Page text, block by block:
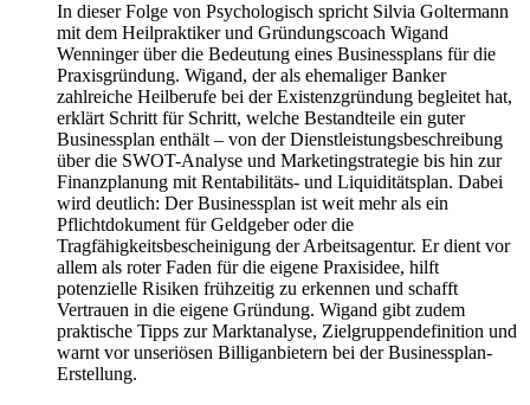
In dieser Folge von Psychologisch spricht Silvia Goltermann
mit dem Heilpraktiker und Gründungscoach Wigand
Wenninger über die Bedeutung eines Businessplans für die
Praxisgründung. Wigand, der als ehemaliger Banker
zahlreiche Heilberufe bei der Existenzgründung begleitet hat,
erklärt Schritt für Schritt, welche Bestandteile ein guter
Businessplan enthält – von der Dienstleistungsbeschreibung
über die SWOT-Analyse und Marketingstrategie bis hin zur
Finanzplanung mit Rentabilitäts- und Liquiditätsplan. Dabei
wird deutlich: Der Businessplan ist weit mehr als ein
Pflichtdokument für Geldgeber oder die
Tragfähigkeitsbescheinigung der Arbeitsagentur. Er dient vor
allem als roter Faden für die eigene Praxisidee, hilft
potenzielle Risiken frühzeitig zu erkennen und schafft
Vertrauen in die eigene Gründung. Wigand gibt zudem
praktische Tipps zur Marktanalyse, Zielgruppendefinition und
warnt vor unseriösen Billiganbietern bei der Businessplan-
Erstellung.